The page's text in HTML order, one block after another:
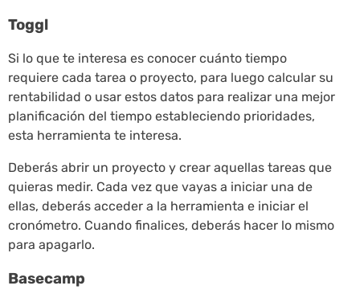
Toggl
Si lo que te interesa es conocer cuánto tiempo
requiere cada tarea o proyecto, para luego calcular su
rentabilidad o usar estos datos para realizar una mejor
planificación del tiempo estableciendo prioridades,
esta herramienta te interesa.
Deberás abrir un proyecto y crear aquellas tareas que
quieras medir. Cada vez que vayas a iniciar una de
ellas, deberás acceder a la herramienta e iniciar el
cronómetro. Cuando finalices, deberás hacer lo mismo
para apagarlo.
Basecamp